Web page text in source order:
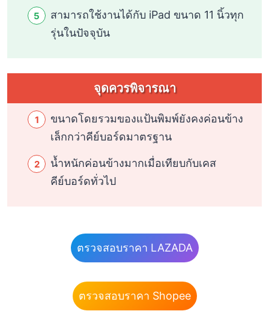
สามารถใช้งานได้กับ iPad ขนาด 11 นิ้วทุก
รุ่นในปัจจุบัน
จุดควรพิจารณา
ขนาดโดยรวมของแป้นพิมพ์ยังคงค่อนข้าง
เล็กกว่าคีย์บอร์ดมาตรฐาน
น้ำหนักค่อนข้างมากเมื่อเทียบกับเคส
คีย์บอร์ดทั่วไป
ตรวจสอบราคา LAZADA
ตรวจสอบราคา Shopee